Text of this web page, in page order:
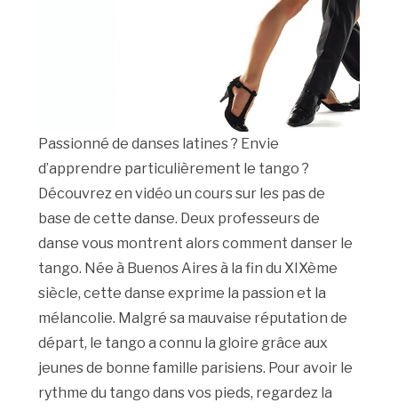
Passionné de danses latines ? Envie
d’apprendre particulièrement le tango ?
Découvrez en vidéo un cours sur les pas de
base de cette danse. Deux professeurs de
danse vous montrent alors comment danser le
tango. Née à Buenos Aires à la fin du XIXème
siècle, cette danse exprime la passion et la
mélancolie. Malgré sa mauvaise réputation de
départ, le tango a connu la gloire grâce aux
jeunes de bonne famille parisiens. Pour avoir le
rythme du tango dans vos pieds, regardez la